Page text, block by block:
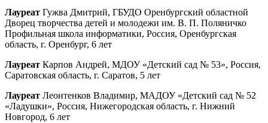
Лауреат Гужва Дмитрий, ГБУДО Оренбургский областной
Дворец творчества детей и молодежи им. В. П. Поляничко
Профильная школа информатики, Россия, Оренбургская
область, г. Оренбург, 6 лет
Лауреат Карпов Андрей, МДОУ «Детский сад № 53», Россия,
Саратовская область, г. Саратов, 5 лет
Лауреат Леонтенков Владимир, МАДОУ «Детский сад № 52
«Ладушки», Россия, Нижегородская область, г. Нижний
Новгород, 6 лет